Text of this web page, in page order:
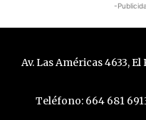
-
Av. Las Américas 4633, El
Teléfono: 664 681